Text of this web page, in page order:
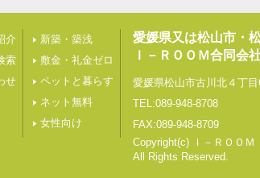
介
索
せ
新築・築浅
敷金・礼金ゼロ
ペットと暮らす
ネット無料
女性向け
愛媛県又は松山市・
Ｉ－ＲＯＯＭ合同
愛媛県松山市古川北４丁
TEL:089-948-8708
FAX:089-948-8709
Copyright(c) Ｉ－ＲＯＯＭ
All Rights Reserved.